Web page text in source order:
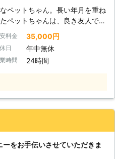
実績があります】 超大型犬（45
で）にも対応し、火葬実績も多
ざいます。安心してお任せくださ
た
通の車ですが、臭いや煙はもち
有害物質も排出しない構造のペ
預かりした後は、近隣の方々に
行ってご返骨いたします。
ペットちゃん。長い年月を重ね
ペットちゃんは、良き友人でも
、家族でもあります。そんなペッ
ゃんとのお別れは、胸が張り裂け
な悲しみが心に訪れるでしょ
ら
しっかりとお別れをしてあげま
●動物葬祭ディレクタ
料金 35,000円
日 年中無休
時間 24時間
をお手伝いさせていただきま